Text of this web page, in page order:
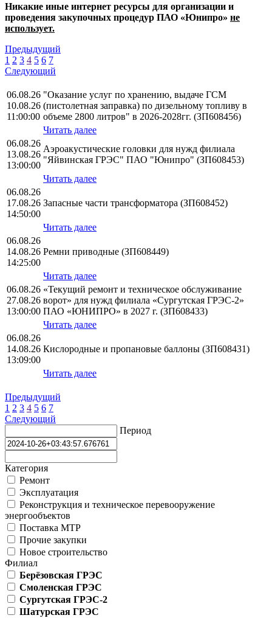
Никакие иные интернет ресурсы для организации и
проведения закупочных процедур ПАО «Юнипро» не
использует.
Предыдущий
1 2 3 4 5 6 7
Следующий
06.08.26
10.08.26
11:00:00
"Оказание услуг по хранению, выдаче ГСМ
(пистолетная заправка) по дизельному топливу в
объеме 2800 литров" в 2026-2028гг. (ЗП608456)
Читать далее
06.08.26
13.08.26
13:00:00
Аэроакустические головки для нужд филиала
"Яйвинская ГРЭС" ПАО "Юнипро" (ЗП608453)
Читать далее
06.08.26
17.08.26
14:50:00
Запасные части трансформатора (ЗП608452)
Читать далее
06.08.26
14.08.26
14:25:00
Ремни приводные (ЗП608449)
Читать далее
06.08.26
27.08.26
13:00:00
«Текущий ремонт и техническое обслуживание
ворот» для нужд филиала «Сургутская ГРЭС-2»
ПАО «ЮНИПРО» в 2027 г. (ЗП608433)
Читать далее
06.08.26
14.08.26
13:09:00
Кислородные и пропановые баллоны (ЗП608431)
Читать далее
Предыдущий
1 2 3 4 5 6 7
Следующий
Период
Категория
Ремонт
Эксплуатация
Реконструкция и техническое перевооружение
энергообъектов
Поставка МТР
Прочие закупки
Новое строительство
Филиал
Берёзовская ГРЭС
Смоленская ГРЭС
Сургутская ГРЭС-2
Шатурская ГРЭС